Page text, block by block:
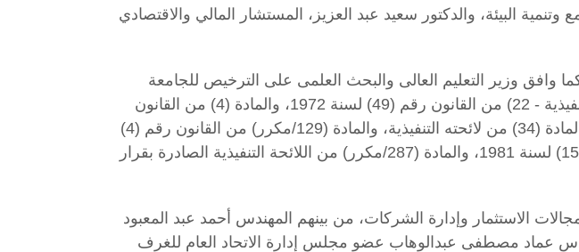
البيئة، والدكتور سعيد عبد العزيز، المستشار المالي والاقتصادي
وزير التعليم العالى والبحث العلمى على الترخيص للجامعة
بتأسيس شركات شخص واحد، وذلك طبقا للمادة (23/ المسائل التنفيذية - 22) من القانون رقم (49) لسنة 1972، والمادة (4) من القانون
رقم (23) لسنة 2018 بشأن حوافز العلوم والتكنولوجيا والابتكار، والمادة (34) من لائحته التنفيذية، والمادة (129/مكرر) من القانون رقم (4)
لسنة 2018 بتعديل بعض أحكام قانون الشركات المساهمة رقم (159) لسنة 1981، والمادة (287/مكرر) من اللائحة التنفيذية الصادرة بقرار
الاستثمار وإدارة الشركات، من بينهم المهندس أحمد عبد المعبود
عماد مصطفى عبدالوهاب عضو مجلس إدارة الاتحاد العام للغرف